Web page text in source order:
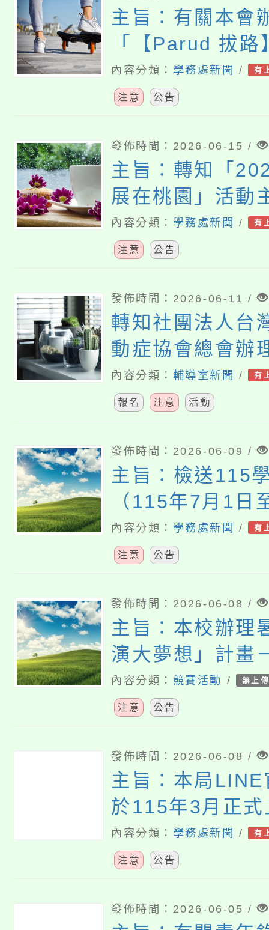
主旨：有關本會
「【Parud 拔
化行動教育獎助
理申請至115年
踴躍申請，請查
內容分類： 學務處新聞 / 有
注意 公告
發佈時間：2026-06-15 /
主旨：轉知「
展在桃園」活動
題角色延伸應用
案一份，請查照
內容分類： 學務處新聞 / 有
注意 公告
發佈時間：2026-06-11 /
轉知社團法人台
動症協會總會辦
赤子心全國青少
賽」簡章
內容分類： 輔導室新聞 / 有
報名 注意 活動
發佈時間：2026-06-09 /
主旨：檢送115
（115年7月1日
日）本府所屬各
學校志願服務學
照。
內容分類： 學務處新聞 / 有
注意 公告
發佈時間：2026-06-08 /
主旨：本校辦理
演大夢想」計畫
眼~城鄉共學青
化傳承與數位創
Filmmaking
作坊營隊活動，
已提前超越預期
日起停止受理報
照。
內容分類： 競賽活動 / 無上
注意 公告
發佈時間：2026-06-08 /
主旨：本局
於115年3月正
宣傳資訊1份，
所屬並加強向原
內容分類： 學務處新聞 / 有
注意 公告
發佈時間：2026-06-05 /